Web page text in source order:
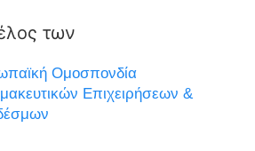
των
Ομοσπονδία
Επιχειρήσεων &